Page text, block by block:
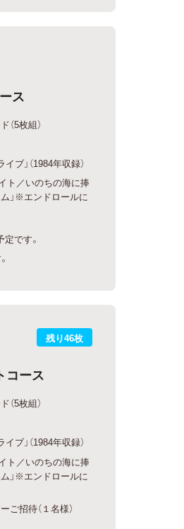
ス
5枚組）
ブ」（1984年収録）
ト／いのちの海に捧
」※エンドロールに
です。
残り46枚
コース
5枚組）
ブ」（1984年収録）
ト／いのちの海に捧
」※エンドロールに
招待（１名様）